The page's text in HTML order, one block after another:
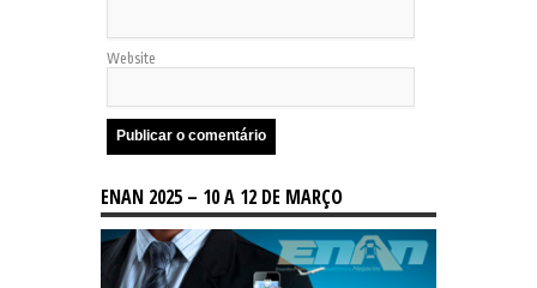
Website
ENAN 2025 – 10 A 12 DE MARÇO